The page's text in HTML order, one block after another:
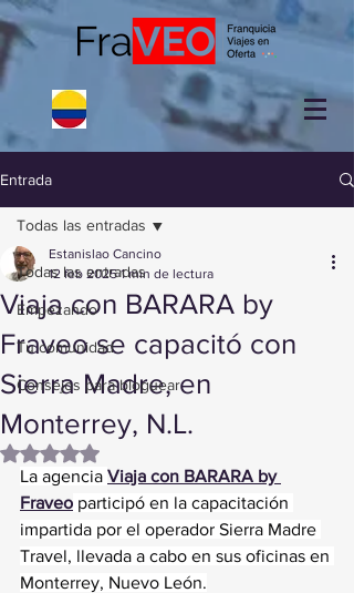
Entrada
Todas las entradas
Empezando
Tu comunidad
Consejos para bloguear
Todas las entradas
Viaja con BARARA by
Fraveo se capacitó con
Sierra Madre, en
Monterrey, N.L.
Estanislao Cancino
12 feb 2025 1 min de lectura
Obtuvo NaN de 5 estrellas.
La agencia Viaja con BARARA by
Fraveo participó en la capacitación
impartida por el operador Sierra Madre
Travel, llevada a cabo en sus oficinas en
Monterrey, Nuevo León.